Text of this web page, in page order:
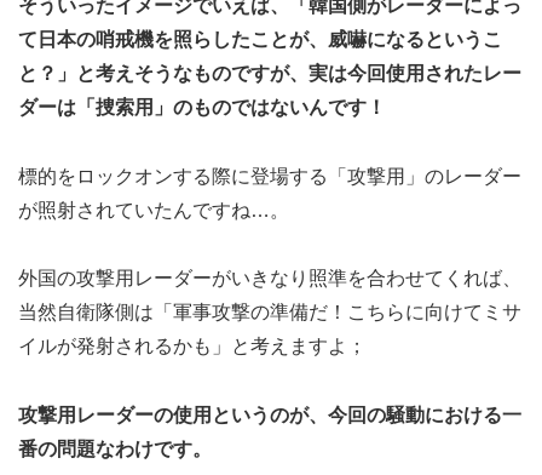
そういったイメージでいえば、「韓国側がレーダーによっ
て日本の哨戒機を照らしたことが、威嚇になるというこ
と？」と考えそうなものですが、実は今回使用されたレー
ダーは「捜索用」のものではないんです！
標的をロックオンする際に登場する「攻撃用」のレーダー
が照射されていたんですね…。
外国の攻撃用レーダーがいきなり照準を合わせてくれば、
当然自衛隊側は「軍事攻撃の準備だ！こちらに向けてミサ
イルが発射されるかも」と考えますよ；
攻撃用レーダーの使用というのが、今回の騒動における一
番の問題なわけです。